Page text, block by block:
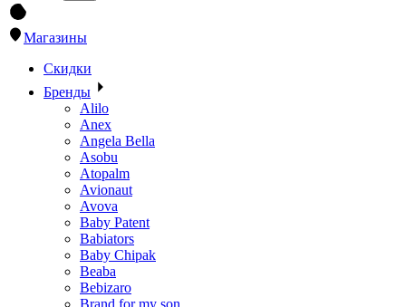
Магазины
Скидки
Бренды
Alilo
Anex
Angela Bella
Asobu
Atopalm
Avionaut
Avova
Baby Patent
Babiators
Baby Chipak
Beaba
Bebizaro